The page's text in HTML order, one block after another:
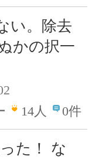
い。除去
かの択一
14人 0件
た！ な